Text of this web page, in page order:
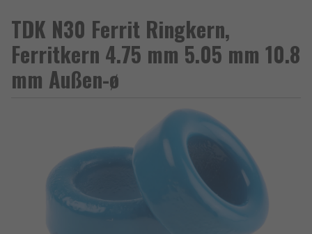
TDK N30 Ferrit Ringkern,
Ferritkern 4.75 mm 5.05 mm 10.8
mm Außen-ø